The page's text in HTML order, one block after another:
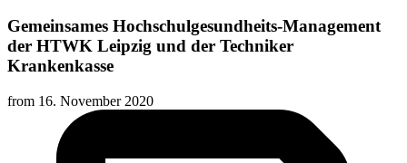
Gemeinsames Hochschulgesundheits-Management
der HTWK Leipzig und der Techniker
Krankenkasse
from 16. November 2020